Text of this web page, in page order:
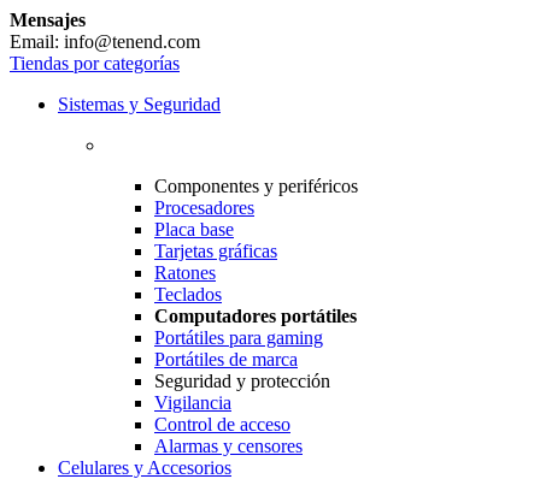
Mensajes
Email: info@tenend.com
Tiendas por categorías
Sistemas y Seguridad
Componentes y periféricos
Procesadores
Placa base
Tarjetas gráficas
Ratones
Teclados
Computadores portátiles
Portátiles para gaming
Portátiles de marca
Seguridad y protección
Vigilancia
Control de acceso
Alarmas y censores
Celulares y Accesorios